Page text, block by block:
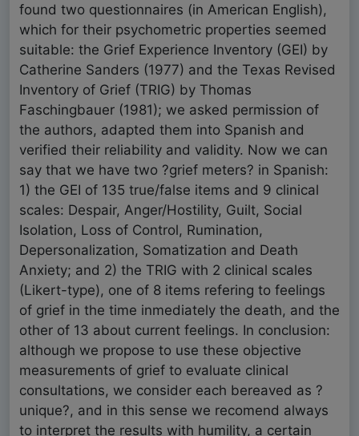
found two questionnaires (in American English),
which for their psychometric properties seemed
suitable: the Grief Experience Inventory (GEI) by
Catherine Sanders (1977) and the Texas Revised
Inventory of Grief (TRIG) by Thomas
Faschingbauer (1981); we asked permission of
the authors, adapted them into Spanish and
verified their reliability and validity. Now we can
say that we have two ?grief meters? in Spanish:
1) the GEI of 135 true/false items and 9 clinical
scales: Despair, Anger/Hostility, Guilt, Social
Isolation, Loss of Control, Rumination,
Depersonalization, Somatization and Death
Anxiety; and 2) the TRIG with 2 clinical scales
(Likert-type), one of 8 items refering to feelings
of grief in the time inmediately the death, and the
other of 13 about current feelings. In conclusion:
although we propose to use these objective
measurements of grief to evaluate clinical
consultations, we consider each bereaved as ?
unique?, and in this sense we recomend always
to interpret the results with humility, a certain